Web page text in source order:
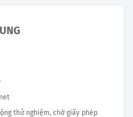
thử nghiệm, chờ giấy phép